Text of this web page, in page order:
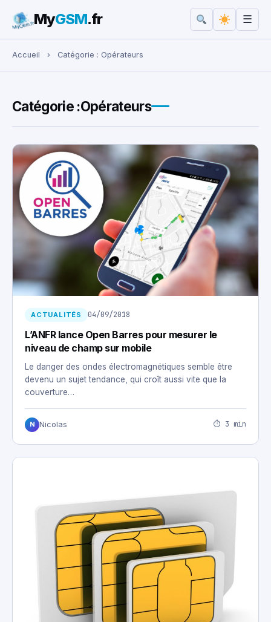
Rechercher :
MyGSM.fr ☰
Accueil › Catégorie : Opérateurs
Catégorie :Opérateurs
ACTUALITÉS 04/09/2018
L’ANFR lance Open Barres pour mesurer le
niveau de champ sur mobile
Le danger des ondes électromagnétiques semble être
devenu un sujet tendance, qui croît aussi vite que la
couverture…
N Nicolas ⏱ 3 min